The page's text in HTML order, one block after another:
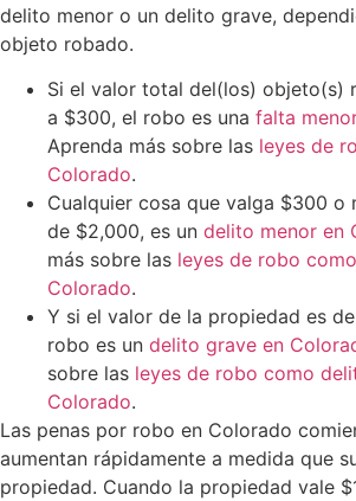
delito menor o un delito grave,
objeto robado.
Si el valor total del(los) objeto(s)
a $300, el robo es una falta
Aprenda más sobre las leyes de
Colorado.
Cualquier cosa que valga $300 o
de $2,000, es un delito menor en
más sobre las leyes de robo
Colorado.
Y si el valor de la propiedad es
robo es un delito grave en
sobre las leyes de robo como
Colorado.
Las penas por robo en Colorado
aumentan rápidamente a medida que
propiedad. Cuando la propiedad vale